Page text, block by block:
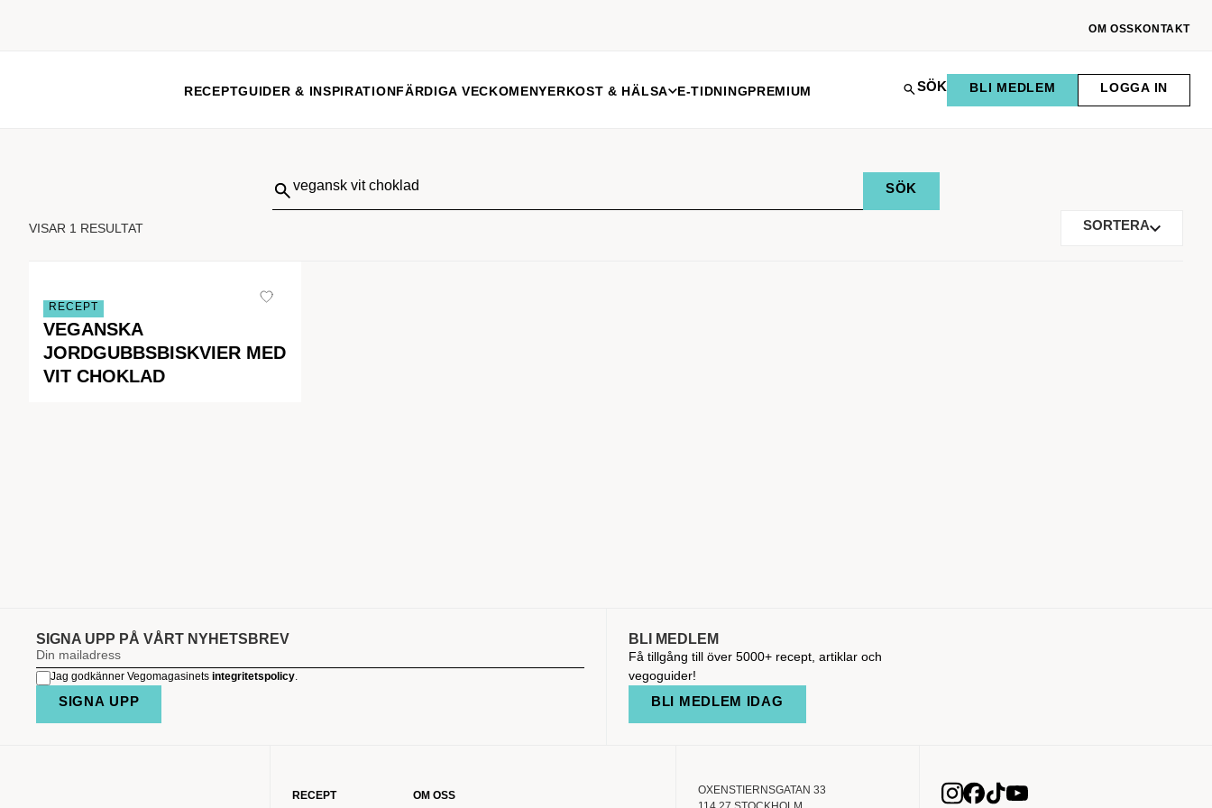
OM OSS KONTAKT
RECEPTGUIDER & INSPIRATIONFÄRDIGA VECKOMENYERKOST & HÄLSA E-TIDNINGPREMIUM SÖK BLI MEDLEM LOGGA IN
Sök
VISAR 1 RESULTAT SORTERA
RECEPT
VEGANSKA
JORDGUBBSBISKVIER MED
VIT CHOKLAD
SIGNA UPP PÅ VÅRT NYHETSBREV
Jag godkänner Vegomagasinets integritetspolicy.
SIGNA UPP
BLI MEDLEM
Få tillgång till över 5000+ recept, artiklar och
vegoguider!
BLI MEDLEM IDAG
RECEPT OM OSS
OXENSTIERNSGATAN 33